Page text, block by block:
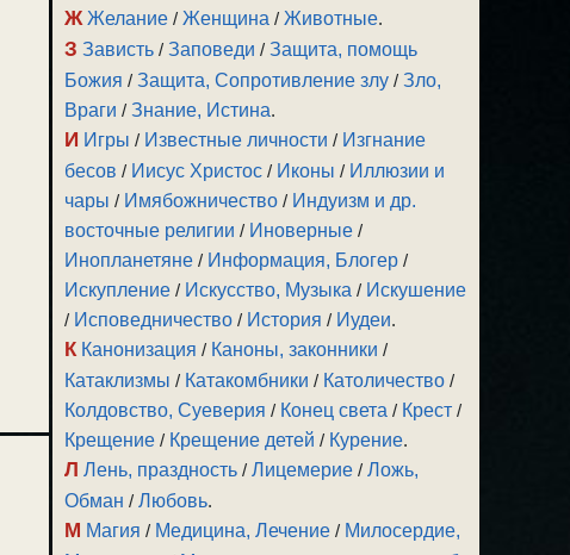
Ж Желание /Женщина /Животные.
З Зависть /Заповеди /Защита, помощь
Божия /Защита, Сопротивление злу /Зло,
Враги /Знание, Истина.
И Игры / Известные личности / Изгнание
бесов / Иисус Христос / Иконы / Иллюзии и
чары / Имябожничество / Индуизм и др.
восточные религии / Иноверные /
Инопланетяне / Информация, Блогер /
Искупление / Искусство, Музыка / Искушение
/ Исповедничество / История / Иудеи.
К Канонизация / Каноны, законники /
Катаклизмы / Катакомбники / Католичество /
Колдовство, Суеверия / Конец света / Крест /
Крещение / Крещение детей / Курение.
Л Лень, праздность /Лицемерие /Ложь,
Обман /Любовь.
М Магия / Медицина, Лечение / Милосердие,